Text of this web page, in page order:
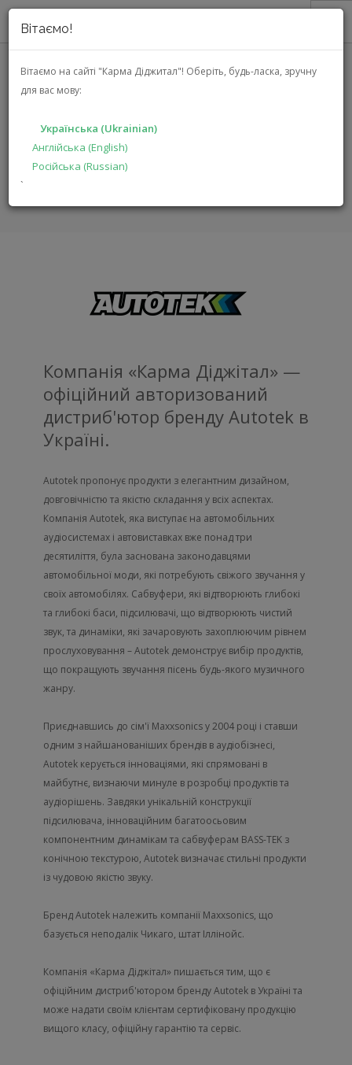
Вітаємо!
Вітаємо на сайті "Карма Діджитал"! Оберіть, будь-ласка, зручну
для вас мову:
Українська (Ukrainian)
Англійська (English)
Російська (Russian)
`
ПРО НАС
АКЦІЇ
РІШЕННЯ
ВИРОБНИКАМ
ГОЛОВНА БРЕНДИ
Компанія «Карма Діджітал» —
офіційний авторизований
дистриб'ютор бренду Autotek в
Україні.
Autotek пропонує продукти з елегантним дизайном,
довговічністю та якістю складання у всіх аспектах.
Компанія Autotek, яка виступає на автомобільних
аудіосистемах і автовиставках вже понад три
десятиліття, була заснована законодавцями
автомобільної моди, які потребують свіжого звучання у
своїх автомобілях. Сабвуфери, які відтворюють глибокі
та глибокі баси, підсилювачі, що відтворюють чистий
звук, та динаміки, які зачаровують захоплюючим рівнем
прослуховування – Autotek демонструє вибір продуктів,
що покращують звучання пісень будь-якого музичного
жанру.
Приєднавшись до сім'ї Maxxsonics у 2004 році і ставши
одним з найшанованіших брендів в аудіобізнесі,
Autotek керується інноваціями, які спрямовані в
майбутнє, визнаючи минуле в розробці продуктів та
аудіорішень. Завдяки унікальній конструкції
підсилювача, інноваційним багатоосьовим
компонентним динамікам та сабвуферам BASS-TEK з
конічною текстурою, Autotek визначає стильні продукти
із чудовою якістю звуку.
Бренд Autotek належить компанії Maxxsonics, що
базується неподалік Чикаго, штат Іллінойс.
Компанія «Карма Діджітал» пишається тим, що є
офіційним дистриб'ютором бренду Autotek в Україні та
може надати своїм клієнтам сертифіковану продукцію
вищого класу, офіційну гарантію та сервіс.